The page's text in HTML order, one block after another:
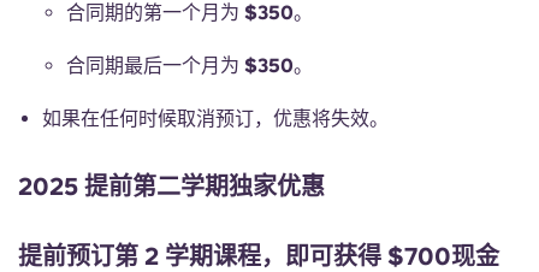
Italian
French
Portuguese
合同期的第一个月为 $350。
合同期最后一个月为 $350。
如果在任何时候取消预订，优惠将失效。
2025 提前第二学期独家优惠
提前预订第 2 学期课程，即可获得 $700现金